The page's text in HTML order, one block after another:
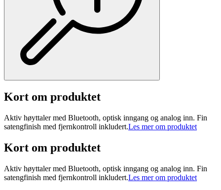
Kort om produktet
Aktiv høyttaler med Bluetooth, optisk inngang og analog inn. Fin
satengfinish med fjernkontroll inkludert.Les mer om produktet
Kort om produktet
Aktiv høyttaler med Bluetooth, optisk inngang og analog inn. Fin
satengfinish med fjernkontroll inkludert.Les mer om produktet